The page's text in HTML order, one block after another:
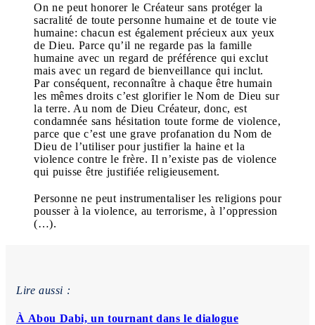
On ne peut honorer le Créateur sans protéger la
sacralité de toute personne humaine et de toute vie
humaine: chacun est également précieux aux yeux
de Dieu. Parce qu’il ne regarde pas la famille
humaine avec un regard de préférence qui exclut
mais avec un regard de bienveillance qui inclut.
Par conséquent, reconnaître à chaque être humain
les mêmes droits c’est glorifier le Nom de Dieu sur
la terre. Au nom de Dieu Créateur, donc, est
condamnée sans hésitation toute forme de violence,
parce que c’est une grave profanation du Nom de
Dieu de l’utiliser pour justifier la haine et la
violence contre le frère. Il n’existe pas de violence
qui puisse être justifiée religieusement.
Personne ne peut instrumentaliser les religions pour
pousser à la violence, au terrorisme, à l’oppression
(…).
Lire aussi :
À Abou Dabi, un tournant dans le dialogue